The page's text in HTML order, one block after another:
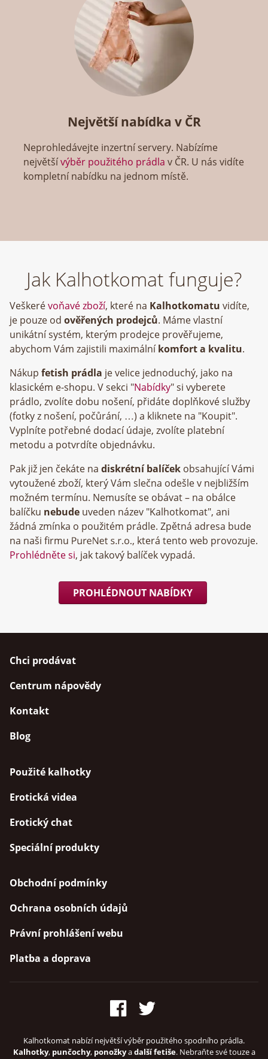
Největší nabídka v ČR
Neprohledávejte inzertní servery. Nabízíme
největšívýběr použitého prádla v ČR. U nás vidíte
kompletní nabídku na jednom místě.
Jak Kalhotkomat funguje?
Veškerévoňavé zboží, které na Kalhotkomatu vidíte,
je pouze od ověřených prodejců. Máme vlastní
unikátní systém, kterým prodejce prověřujeme,
abychom Vám zajistili maximálníkomfort a kvalitu.
Nákup fetish prádla je velice jednoduchý, jako na
klasickém e-shopu. V sekci "Nabídky" si vyberete
prádlo, zvolíte dobu nošení, přidáte doplňkové služby
(fotky z nošení, počůrání, …) a kliknete na "Koupit".
Vyplníte potřebné dodací údaje, zvolíte platební
metodu a potvrdíte objednávku.
Pak již jen čekáte na diskrétní balíček obsahující Vámi
vytoužené zboží, který Vám slečna odešle v nejbližším
možném termínu. Nemusíte se obávat – na obálce
balíčku nebude uveden název "Kalhotkomat", ani
žádná zmínka o použitém prádle. Zpětná adresa bude
na naši firmu
, která tento web provozuje.
Prohlédněte si, jak takový balíček vypadá.
PROHLÉDNOUT NABÍDKY
Chci prodávat
Centrum nápovědy
Kontakt
Blog
Použité kalhotky
Erotická videa
Erotický chat
Speciální produkty
Obchodní podmínky
Ochrana osobních údajů
Právní prohlášení webu
Platba a doprava
Kalhotkomat nabízí největší výběr použitého spodního prádla.
Kalhotky, punčochy, ponožkyadalší fetiše. Nebraňte své touze a